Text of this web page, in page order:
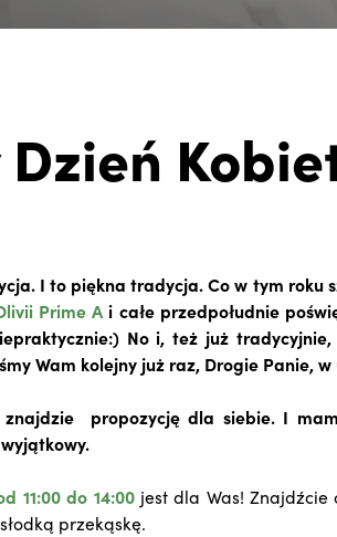
I to piękna tradycja. Co w tym roku
Prime Ai całe przedpołudnie
No i, też już
Wam kolejny już raz, Drogie Panie, w
propozycję dla siebie. I
11:00 do 14:00jest dla Was! Znajdźcie
przekąskę.